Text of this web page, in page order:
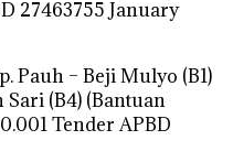
27463755 January
Pauh – Beji Mulyo (B1)
Sari (B4) (Bantuan
Tender APBD